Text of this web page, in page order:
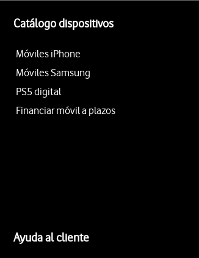
Catálogo dispositivos
Móviles iPhone
Móviles Samsung
PS5 digital
Financiar móvil a plazos
Ayuda al cliente